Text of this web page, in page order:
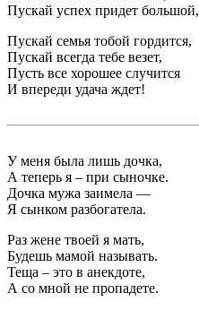
Пускай успех придет большой,
Пускай семья тобой гордится,
Пускай всегда тебе везет,
Пусть все хорошее случится
И впереди удача ждет!
У меня была лишь дочка,
А теперь я – при сыночке.
Дочка мужа заимела —
Я сынком разбогатела.
Раз жене твоей я мать,
Будешь мамой называть.
Теща – это в анекдоте,
А со мной не пропадете.